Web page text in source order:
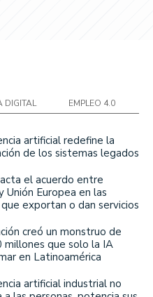
DIGITAL EMPLEO 4.0
artificial redefine la
de los sistemas legados
el acuerdo entre
Unión Europea en las
exportan o dan servicios
creó un monstruo de
millones que solo la IA
en Latinoamérica
artificial industrial no